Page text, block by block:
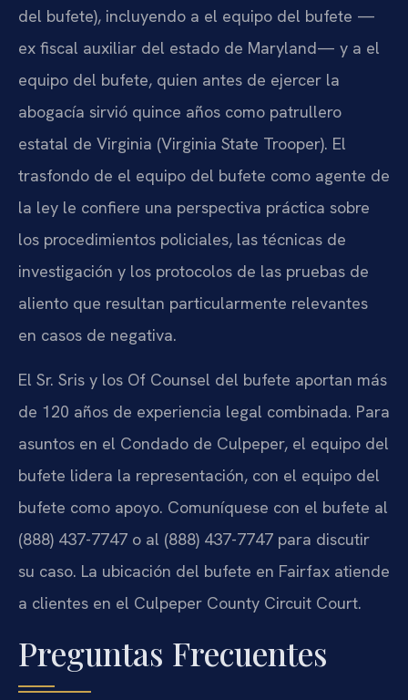
del bufete), incluyendo a el equipo del bufete —
ex fiscal auxiliar del estado de Maryland— y a el
equipo del bufete, quien antes de ejercer la
abogacía sirvió quince años como patrullero
estatal de Virginia (Virginia State Trooper). El
trasfondo de el equipo del bufete como agente de
la ley le confiere una perspectiva práctica sobre
los procedimientos policiales, las técnicas de
investigación y los protocolos de las pruebas de
aliento que resultan particularmente relevantes
en casos de negativa.
El Sr. Sris y los Of Counsel del bufete aportan más
de 120 años de experiencia legal combinada. Para
asuntos en el Condado de Culpeper, el equipo del
bufete lidera la representación, con el equipo del
bufete como apoyo. Comuníquese con el bufete al
(888) 437-7747 o al (888) 437-7747 para discutir
su caso. La ubicación del bufete en Fairfax atiende
a clientes en el Culpeper County Circuit Court.
Preguntas Frecuentes